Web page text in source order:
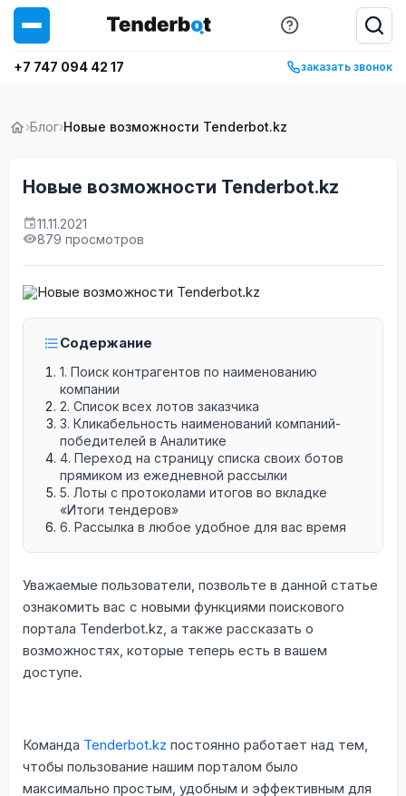
+7 747 094 42 17 заказать звонок
›Блог›Новые возможности Tenderbot.kz
Новые возможности Tenderbot.kz
11.11.2021
879 просмотров
Содержание
1. Поиск контрагентов по наименованию
компании
2. Список всех лотов заказчика
3. Кликабельность наименований компаний-
победителей в Аналитике
4. Переход на страницу списка своих ботов
прямиком из ежедневной рассылки
5. Лоты с протоколами итогов во вкладке
«Итоги тендеров»
6. Рассылка в любое удобное для вас время
Уважаемые пользователи, позвольте в данной статье
ознакомить вас с новыми функциями поискового
портала Tenderbot.kz, а также рассказать о
возможностях, которые теперь есть в вашем
доступе.
Команда Tenderbot.kz постоянно работает над тем,
чтобы пользование нашим порталом было
максимально простым, удобным и эффективным для